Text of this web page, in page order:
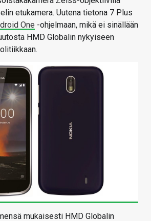
etukamera. Uutena tietona 7 Plus
One -ohjelmaan, mikä ei sinällään
HMD Globalin nykyiseen
mukaisesti HMD Globalin